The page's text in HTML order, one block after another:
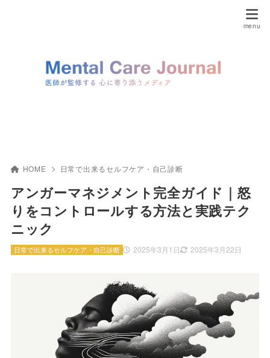
HOME 日常で出来るセルフケア・自己診断
アンガーマネジメント完全ガイド｜怒
りをコントロールする方法と実践テク
ニック
2025年3月1日 2025年3月22日
日常で出来るセルフケア・自己診断